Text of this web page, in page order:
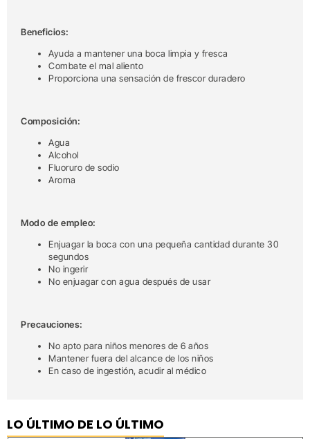
Beneficios:
Ayuda a mantener una boca limpia y fresca
Combate el mal aliento
Proporciona una sensación de frescor duradero
Composición:
Agua
Alcohol
Fluoruro de sodio
Aroma
Modo de empleo:
Enjuagar la boca con una pequeña cantidad durante 30
segundos
No ingerir
No enjuagar con agua después de usar
Precauciones:
No apto para niños menores de 6 años
Mantener fuera del alcance de los niños
En caso de ingestión, acudir al médico
LO ÚLTIMO DE LO ÚLTIMO